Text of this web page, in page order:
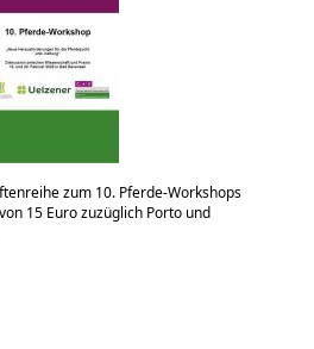
zum 10. Pferde-Workshops
15 Euro zuzüglich Porto und